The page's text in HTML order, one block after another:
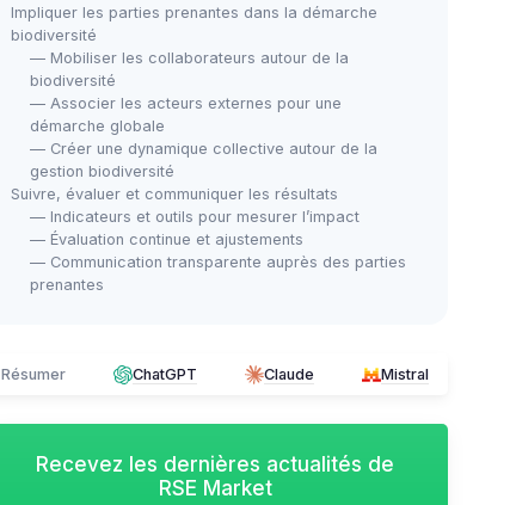
Impliquer les parties prenantes dans la démarche
biodiversité
— Mobiliser les collaborateurs autour de la
biodiversité
— Associer les acteurs externes pour une
démarche globale
— Créer une dynamique collective autour de la
gestion biodiversité
Suivre, évaluer et communiquer les résultats
— Indicateurs et outils pour mesurer l’impact
— Évaluation continue et ajustements
— Communication transparente auprès des parties
prenantes
Résumer ChatGPT Claude Mistral
Recevez les dernières actualités de
RSE Market